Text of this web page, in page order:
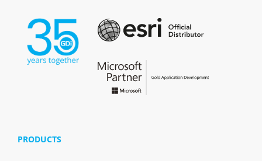
PRODUCTS